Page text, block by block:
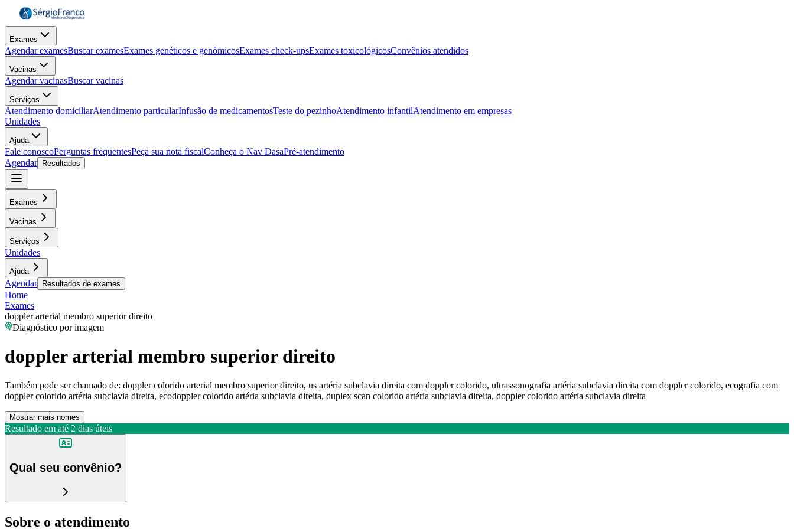
Exames
Agendar examesBuscar examesExames genéticos e genômicosExames check-upsExames toxicológicosConvênios atendidos
Vacinas
Agendar vacinasBuscar vacinas
Serviços
Atendimento domiciliarAtendimento particularInfusão de medicamentosTeste do pezinhoAtendimento infantilAtendimento em empresas
Unidades
Ajuda
Fale conoscoPerguntas frequentesPeça sua nota fiscalConheça o Nav DasaPré-atendimento
Agendar
Resultados
Exames
Vacinas
Serviços
Unidades
Ajuda
Agendar Resultados de exames
Home
Exames
doppler arterial membro superior direito
Diagnóstico por imagem
doppler arterial membro superior direito
Também pode ser chamado de: doppler colorido arterial membro superior direito, us artéria subclavia direita com doppler colorido, ultrassonografia artéria subclavia direita com doppler colorido, ecografia com
doppler colorido artéria subclavia direita, ecodoppler colorido artéria subclavia direita, duplex scan colorido artéria subclavia direita, doppler colorido artéria subclavia direita
Mostrar mais nomes
Resultado em até 2 dias úteis
Qual seu convênio?
Sobre o atendimento